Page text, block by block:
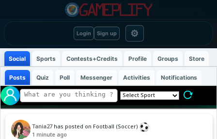
Login Sign up ⚙
Social Sports Contests+Credits Profile Groups Store
Posts Quiz Poll Messenger Activities Notifications
Tania27 has posted on Football (Soccer)
1 minute ago